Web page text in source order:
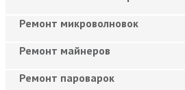
Ремонт микроволновок
Ремонт майнеров
Ремонт пароварок